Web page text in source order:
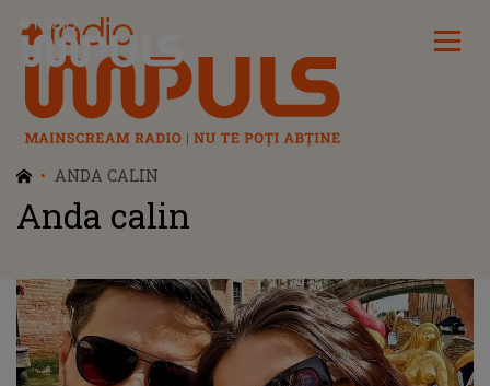
Radio Impuls
ANDA CALIN
Anda calin